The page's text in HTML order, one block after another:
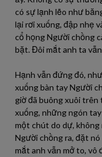
có sự lạnh lẽo như
lại rơi xuống, đập nhẹ
cổ họng Người chồng
bặt. Đôi mắt anh ta
Hạnh vẫn đứng đó,
xuống bàn tay Người
giờ đã buông xuôi
xuống, những ngón
một chút do dự, không
Người chồng ra, đặt
mắt anh vẫn mở to, vô